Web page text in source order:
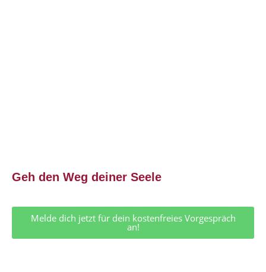
Geh den Weg deiner Seele
Melde dich jetzt für dein kostenfreies Vorgespräch
an!